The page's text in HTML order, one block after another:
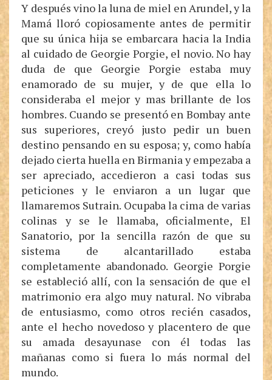
Y después vino la luna de miel en Arundel, y la
Mamá lloró copiosamente antes de permitir
que su única hija se embarcara hacia la India
al cuidado de Georgie Porgie, el novio. No hay
duda de que Georgie Porgie estaba muy
enamorado de su mujer, y de que ella lo
consideraba el mejor y mas brillante de los
hombres. Cuando se presentó en Bombay ante
sus superiores, creyó justo pedir un buen
destino pensando en su esposa; y, como había
dejado cierta huella en Birmania y empezaba a
ser apreciado, accedieron a casi todas sus
peticiones y le enviaron a un lugar que
llamaremos Sutrain. Ocupaba la cima de varias
colinas y se le llamaba, oficialmente, El
Sanatorio, por la sencilla razón de que su
sistema de alcantarillado estaba
completamente abandonado. Georgie Porgie
se estableció allí, con la sensación de que el
matrimonio era algo muy natural. No vibraba
de entusiasmo, como otros recién casados,
ante el hecho novedoso y placentero de que
su amada desayunase con él todas las
mañanas como si fuera lo más normal del
mundo.